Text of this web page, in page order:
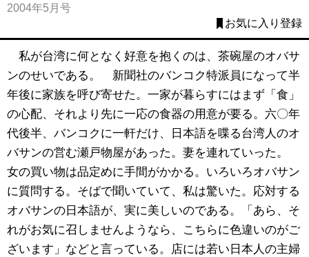
2004年5月号
お気に入り登録
私が台湾に何となく好意を抱くのは、茶碗屋のオバサ
ンのせいである。 新聞社のバンコク特派員になって半
年後に家族を呼び寄せた。一家が暮らすにはまず「食」
の心配、それより先に一応の食器の用意が要る。六〇年
代後半、バンコクに一軒だけ、日本語を喋る台湾人のオ
バサンの営む瀬戸物屋があった。妻を連れていった。
女の買い物は品定めに手間がかかる。いろいろオバサン
に質問する。そばで聞いていて、私は驚いた。応対する
オバサンの日本語が、実に美しいのである。「あら、そ
れがお気に召しませんようなら、こちらに色違いのがご
ざいます」などと言っている。店には若い日本人の主婦